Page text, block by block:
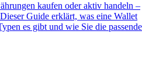
kaufen oder aktiv handeln –
Guide erklärt, was eine Wallet
es gibt und wie Sie die passende